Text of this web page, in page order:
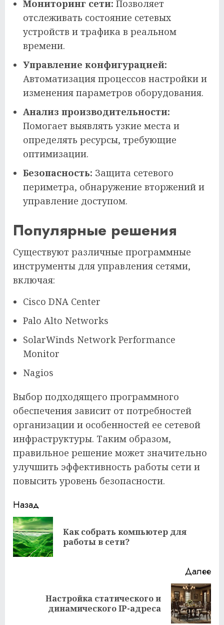
Мониторинг сети: Позволяет
отслеживать состояние сетевых
устройств и трафика в реальном
времени.
Управление конфигурацией:
Автоматизация процессов настройки и
изменения параметров оборудования.
Анализ производительности:
Помогает выявлять узкие места и
определять ресурсы, требующие
оптимизации.
Безопасность: Защита сетевого
периметра, обнаружение вторжений и
управление доступом.
Популярные решения
Существуют различные программные
инструменты для управления сетями,
включая:
Cisco DNA Center
Palo Alto Networks
SolarWinds Network Performance
Monitor
Nagios
Выбор подходящего программного
обеспечения зависит от потребностей
организации и особенностей ее сетевой
инфраструктуры. Таким образом,
правильное решение может значительно
улучшить эффективность работы сети и
повысить уровень безопасности.
Продолжить
чтение
Назад
Как собрать компьютер для
работы в сети?
Далее
СледующаяНастройка статического и
динамического IP-адреса